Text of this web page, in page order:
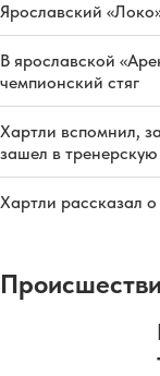
Ярославский
В ярославской
чемпионский стяг
Хартли вспомнил,
зашел в тренерскую
Хартли рассказал